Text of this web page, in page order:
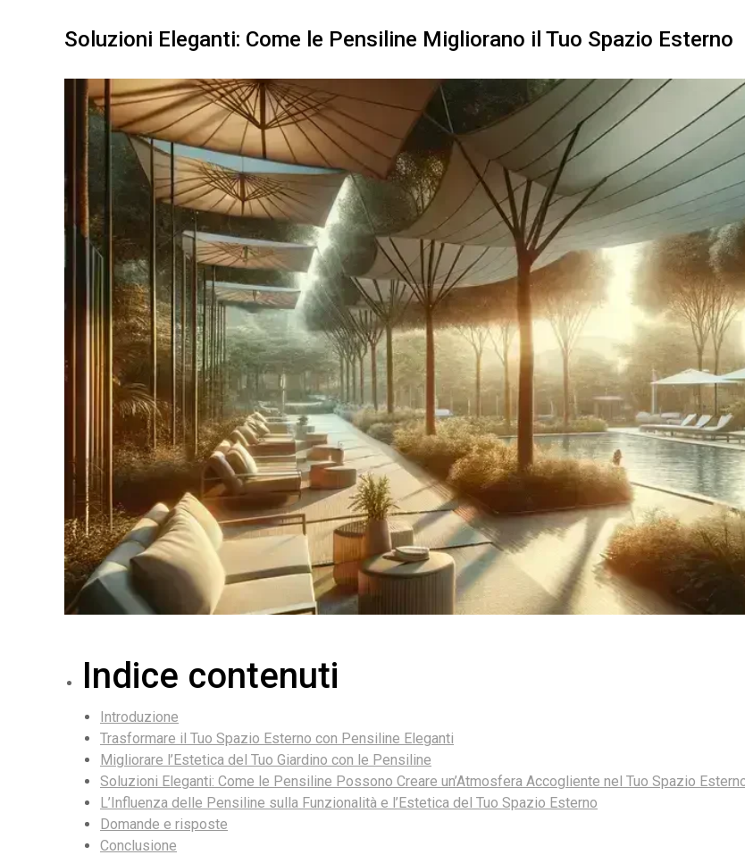
Soluzioni Eleganti: Come le Pensiline Migliorano il Tuo Spazio Esterno
Indice contenuti
Introduzione
Trasformare il Tuo Spazio Esterno con Pensiline Eleganti
Migliorare l’Estetica del Tuo Giardino con le Pensiline
Soluzioni Eleganti: Come le Pensiline Possono Creare un’Atmosfera Accogliente nel Tuo Spazio
L’Influenza delle Pensiline sulla Funzionalità e l’Estetica del Tuo Spazio Esterno
Domande e risposte
Conclusione